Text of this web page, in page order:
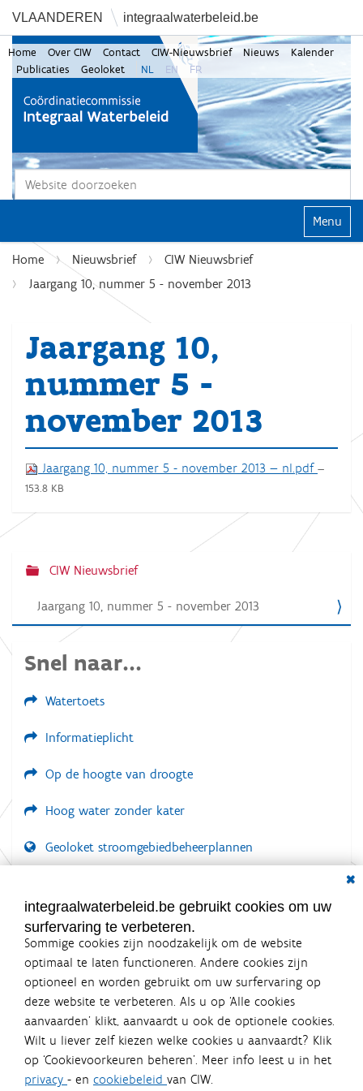
VLAANDEREN integraalwaterbeleid.be
Zoek
Home Over CIW Contact CIW-Nieuwsbrief Nieuws
Kalender
Publicaties
Geoloket NL EN FR
Klap
Home Nieuwsbrief
CIW Nieuwsbrief
Jaargang 10, nummer 5 - november 2013
Jaargang 10,
nummer 5 -
november 2013
Jaargang 10, nummer 5 - november 2013 — nl.pdf —
153.8 KB
N
v
g
a
i
e
CIW Nieuwsbrief
Jaargang 10, nummer 5 - november 2013
Snel naar...
Watertoets
Informatieplicht
Op de hoogte van droogte
Hoog water zonder kater
Geoloket stroomgebiedbeheerplannen
LOGIN VEREIST
integraalwaterbeleid.be gebruikt cookies om uw
surfervaring te verbeteren.
Sommige cookies zijn noodzakelijk om de website
optimaal te laten functioneren. Andere cookies zijn
optioneel en worden gebruikt om uw surfervaring op
deze website te verbeteren. Als u op ‘Alle cookies
aanvaarden’ klikt, aanvaardt u ook de optionele cookies.
Wilt u liever zelf kiezen welke cookies u aanvaardt? Klik
op ‘Cookievoorkeuren beheren’. Meer info leest u in het
privacy - en cookiebeleid van CIW.
Integraalwaterbeleid.be is een
officiële website van de Vlaamse
overheid
uitgegeven door Coördinatiecommissie Integraal
Waterbeleid
De Coördinatiecommissie Integraal Waterbeleid (CIW) is een